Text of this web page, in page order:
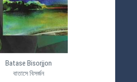
Batase Bisorjjon
বাতাসে বিসর্জন